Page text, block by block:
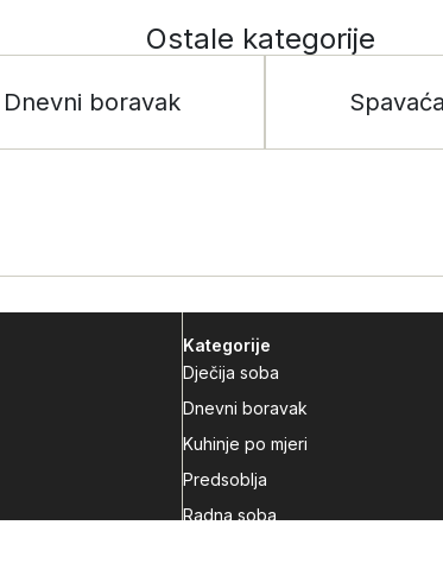
Ostale kategorije
Dnevni boravak
Kategorije
Dječija soba
Dnevni boravak
Kuhinje po mjeri
Predsoblja
Radna soba